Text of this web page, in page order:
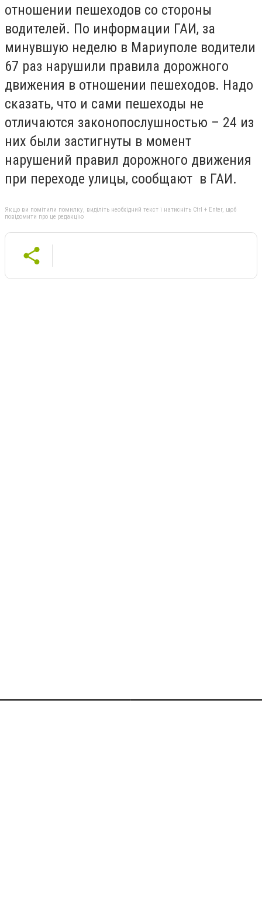
отношении пешеходов со стороны
водителей. По информации ГАИ, за
минувшую неделю в Мариуполе водители
67 раз нарушили правила дорожного
движения в отношении пешеходов. Надо
сказать, что и сами пешеходы не
отличаются законопослушностью – 24 из
них были застигнуты в момент
нарушений правил дорожного движения
при переходе улицы, сообщают в ГАИ.
Якщо ви помітили помилку, виділіть необхідний текст і натисніть Ctrl + Enter, щоб
повідомити про це редакцію